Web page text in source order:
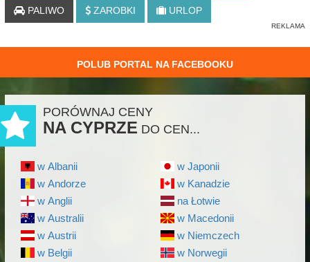
PALIWO ZAROBKI URLOP
POLUB PORTAL NA FACEBOOKU
PORÓWNAJ CENY
NA CYPRZE DO CEN...
w Albanii
w Andorze
w Anglii
w Australii
w Austrii
w Belgii
w Japonii
w Kanadzie
na Łotwie
w Macedonii
w Niemczech
w Norwegii